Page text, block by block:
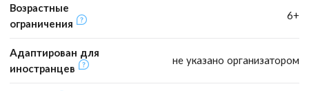
Возрастные
ограничения
6+
Адаптирован для
иностранцев
не указано организатором